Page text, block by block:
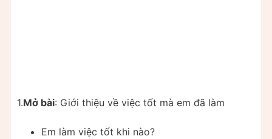
1.Mở bài: Giới thiệu về việc tốt mà em đã làm
Em làm việc tốt khi nào?